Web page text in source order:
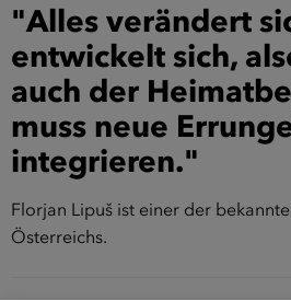
"Alles verändert
entwickelt sich,
auch der
muss neue
integrieren."
Florjan Lipuš ist einer der
Österreichs.